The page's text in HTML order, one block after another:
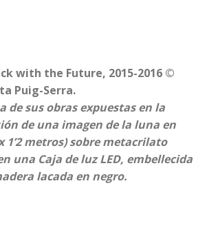
with the Future, 2015-2016 ©
Puig-Serra.
de sus obras expuestas en la
de una imagen de la luna en
1’2 metros) sobre metacrilato
una Caja de luz LED, embellecida
lacada en negro.